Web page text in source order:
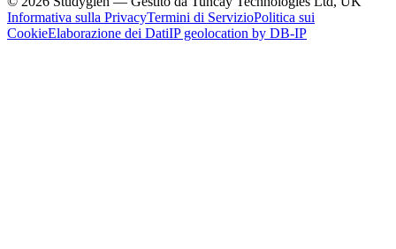
Informativa sulla PrivacyTermini di ServizioPolitica sui
CookieElaborazione dei DatiIP geolocation by DB-IP